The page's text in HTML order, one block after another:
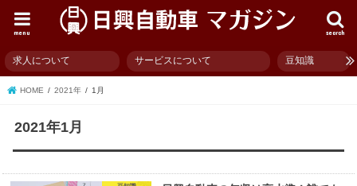
search
menu
求人について サービスについて 豆知識
HOME 2021年 1月
2021年1月